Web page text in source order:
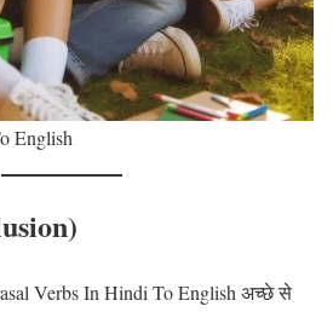
English
Verbs In Hindi To English अच्छे से